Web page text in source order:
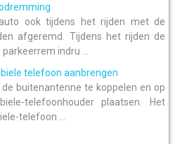
ook tijdens het rijden met de
afgeremd. Tijdens het rijden de
indru ...
telefoon aanbrengen
buitenantenne te koppelen en op
telefoonhouder plaatsen. Het
telefoon ...